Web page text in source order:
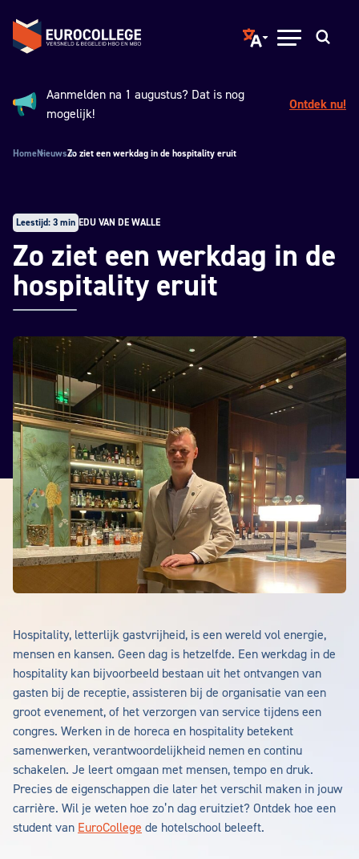
Spring naar hoofdinhoud
Terug naar de homepage
Translate page to
Open menu
Aankondiging:
Aanmelden na 1 augustus? Dat is nog
mogelijk!
Ontdek nu!
HomeNieuwsZo ziet een werkdag in de hospitality eruit
Leestijd: 3 min EDU VAN DE WALLE
Zo ziet een werkdag in de
hospitality eruit
Hospitality, letterlijk gastvrijheid, is een wereld vol energie,
mensen en kansen. Geen dag is hetzelfde. Een werkdag in de
hospitality kan bijvoorbeeld bestaan uit het ontvangen van
gasten bij de receptie, assisteren bij de organisatie van een
groot evenement, of het verzorgen van service tijdens een
congres. Werken in de horeca en hospitality betekent
samenwerken, verantwoordelijkheid nemen en continu
schakelen. Je leert omgaan met mensen, tempo en druk.
Precies de eigenschappen die later het verschil maken in jouw
carrière. Wil je weten hoe zo’n dag eruitziet? Ontdek hoe een
student van EuroCollege de hotelschool beleeft.